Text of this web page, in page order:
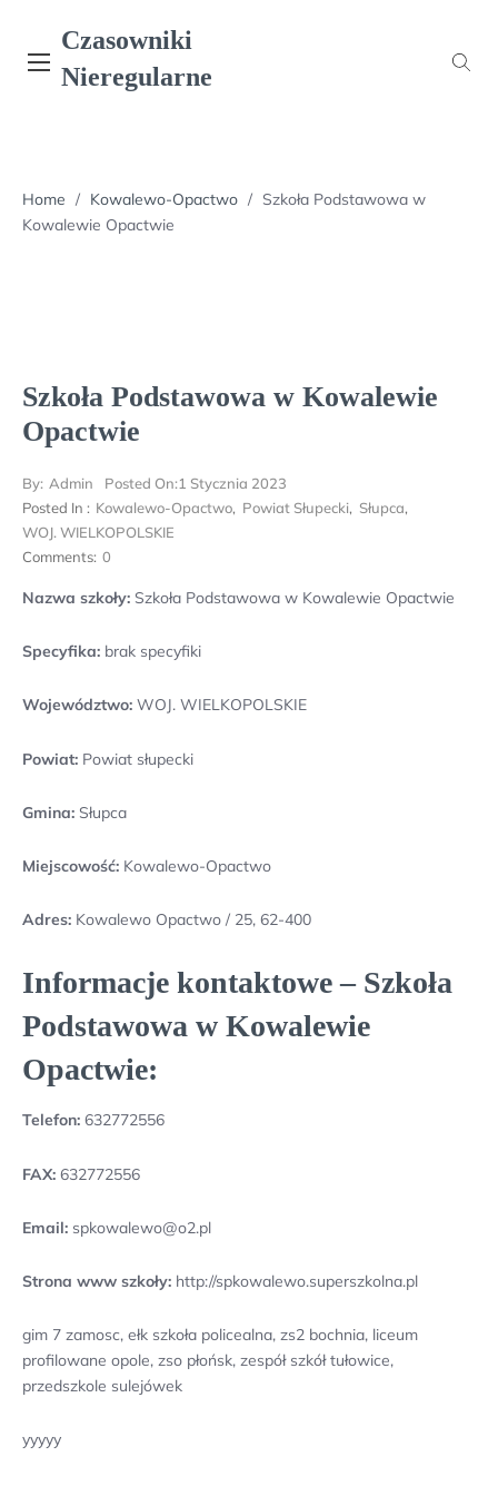
content
Czasowniki
Nieregularne
Home / Kowalewo-Opactwo / Szkoła Podstawowa w
Kowalewie Opactwie
Szkoła Podstawowa w Kowalewie
Opactwie
By: Admin Posted On:1 Stycznia 2023
Posted In : Kowalewo-Opactwo, Powiat Słupecki, Słupca,
WOJ. WIELKOPOLSKIE
Comments: 0
Nazwa szkoły: Szkoła Podstawowa w Kowalewie Opactwie
Specyfika: brak specyfiki
Województwo: WOJ. WIELKOPOLSKIE
Powiat: Powiat słupecki
Gmina: Słupca
Miejscowość: Kowalewo-Opactwo
Adres: Kowalewo Opactwo / 25, 62-400
Informacje kontaktowe – Szkoła
Podstawowa w Kowalewie
Opactwie:
Telefon: 632772556
FAX: 632772556
Email: spkowalewo@o2.pl
Strona www szkoły: http://spkowalewo.superszkolna.pl
gim 7 zamosc, ełk szkoła policealna, zs2 bochnia, liceum
profilowane opole, zso płońsk, zespół szkół tułowice,
przedszkole sulejówek
yyyyy